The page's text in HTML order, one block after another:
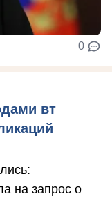
0
вт
на запрос о